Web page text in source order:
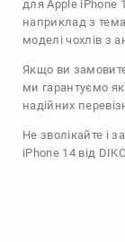
для Apple iPhone
наприклад з
моделі чохлів з
Якщо ви
ми гарантуємо
надійних
Не зволікайте і
iPhone 14 від